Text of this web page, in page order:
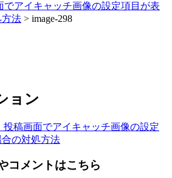
でアイキャッチ画像の設定項目が表
法 > image-298
ョン
投稿画面でアイキャッチ画像の設定
の対処方法
コメントはこちら